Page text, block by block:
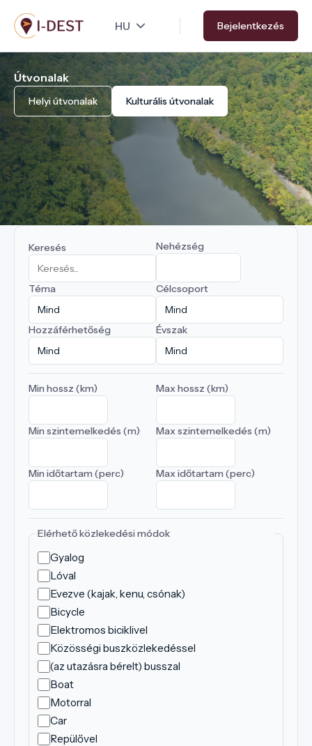
Ugrás
a
tartalomra
Bejelentkezés
Útvonalak
Helyi útvonalak Kulturális útvonalak
Keresés Nehézség
Téma Célcsoport
Hozzáférhetőség Évszak
Min hossz (km) Max hossz (km)
Min szintemelkedés (m) Max szintemelkedés (m)
Min időtartam (perc) Max időtartam (perc)
Elérhető közlekedési módok
Gyalog
Lóval
Evezve (kajak, kenu, csónak)
Bicycle
Elektromos biciklivel
Közösségi buszközlekedéssel
(az utazásra bérelt) busszal
Boat
Motorral
Car
Repülővel